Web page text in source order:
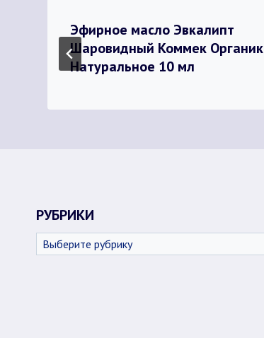
Эфирное масло Эвкалипт
Шаровидный Коммек Органик
Натуральное 10 мл
РУБРИКИ
Рубрики